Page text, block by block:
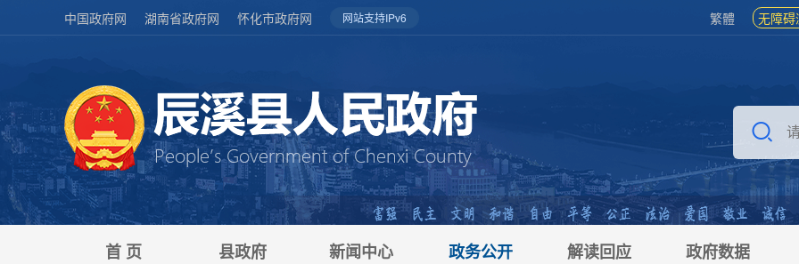
中国政府网 湖南省政府网 怀化市政府网 网站支持IPv6 繁體 无障碍
首 页 县政府 新闻中心 政务公开 解读回应 政府数据